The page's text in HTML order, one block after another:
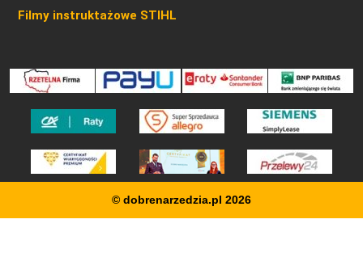
Filmy instruktażowe STIHL
© dobrenarzedzia.pl 2026